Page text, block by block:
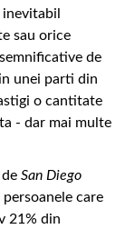
sau orice
de
unei parti din
o cantitate
- dar mai multe
San Diego
persoanele care
21% din